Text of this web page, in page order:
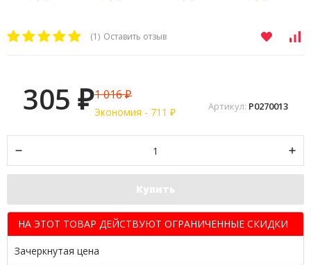
(1) Оставить отзыв
Артикул: P0270013
305 ₽1 016₽
Экономия - 711 ₽
Купить
НА ЭТОТ ТОВАР ДЕЙСТВУЮТ ОГРАНИЧЕННЫЕ СКИДКИ
Зачеркнутая цена